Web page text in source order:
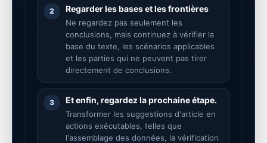
2 Regarder les bases et les frontières
Ne regardez pas seulement les
conclusions, mais continuez à vérifier la
base du texte, les scénarios applicables
et les parties qui ne peuvent pas tirer
directement de conclusions.
3 Et enfin, regardez la prochaine étape.
Transformer les suggestions d'article en
actions exécutables, telles que
l'assemblage des données, la vérification